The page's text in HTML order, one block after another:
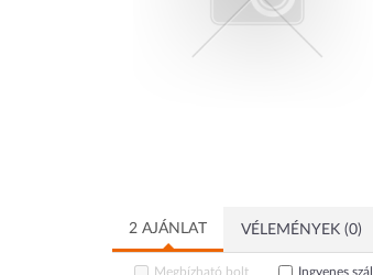
2 AJÁNLAT VÉLEMÉNYEK (0)
Megbízható bolt Ingyenes